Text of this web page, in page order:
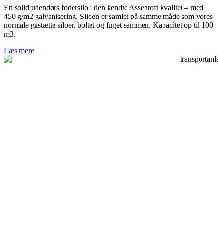
En solid udendørs fodersilo i den kendte Assentoft kvalitet – med
450 g/m2 galvanisering. Siloen er samlet på samme måde som vores
normale gastætte siloer, boltet og fuget sammen. Kapacitet op til 100
m3.
Læs mere